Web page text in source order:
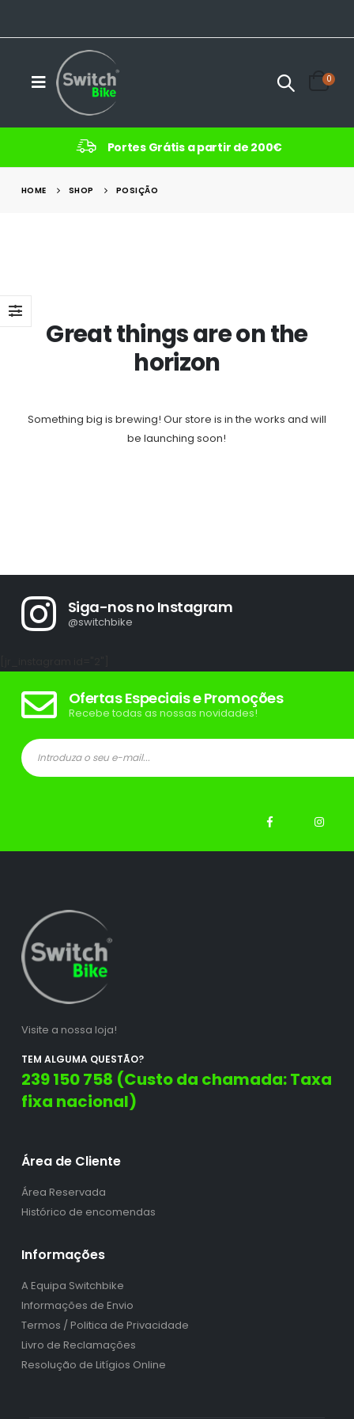
0
Portes Grátis a partir de 200€
HOME SHOP POSIÇÃO
Great things are on the
horizon
Something big is brewing! Our store is in the works and will
be launching soon!
Siga-nos no Instagram
@switchbike
Ofertas Especiais e Promoções
Recebe todas as nossas novidades!
Visite a nossa loja!
TEM ALGUMA QUESTÃO?
239 150 758 (Custo da chamada: Taxa
fixa nacional)
Área de Cliente
Área Reservada
Histórico de encomendas
Informações
A Equipa Switchbike
Informações de Envio
Termos / Politica de Privacidade
Livro de Reclamações
Resolução de Litígios Online